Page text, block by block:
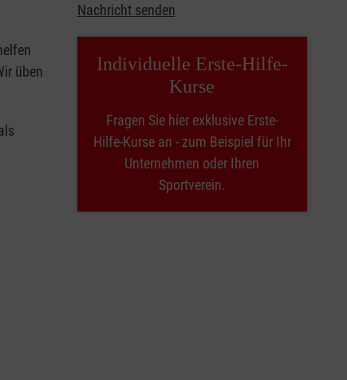
üben
Nachricht senden
Individuelle Erste-Hilfe-
Kurse
Fragen Sie hier exklusive Erste-
Hilfe-Kurse an - zum Beispiel für Ihr
Unternehmen oder Ihren
Sportverein.